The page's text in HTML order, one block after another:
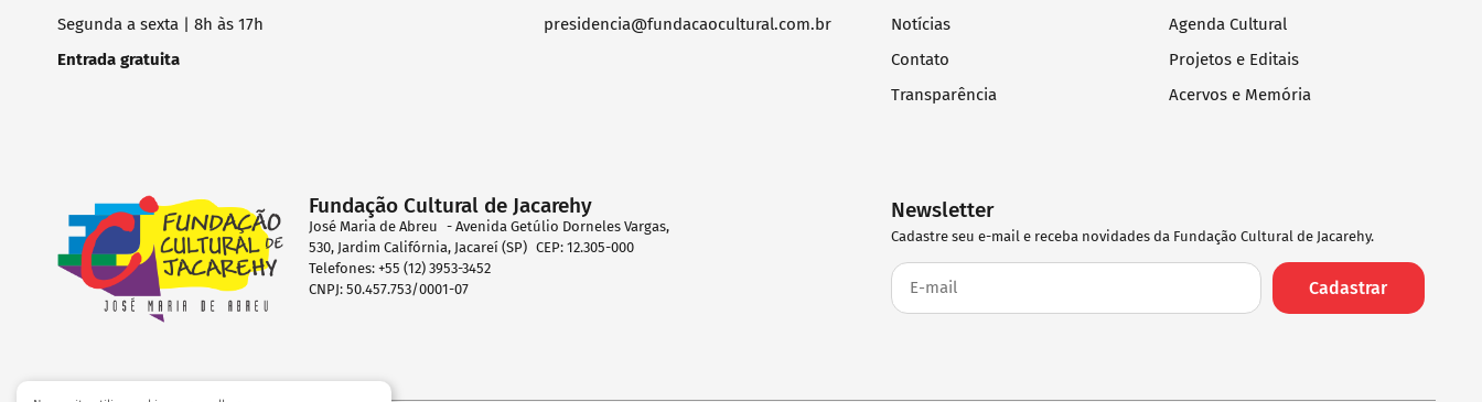
Segunda a sexta | 8h às 17h
Entrada gratuita
presidencia@fundacaocultural.com.br
Notícias
Contato
Transparência
Agenda Cultural
Projetos e Editais
Acervos e Memória
Fundação Cultural de Jacarehy
José Maria de Abreu - Avenida Getúlio Dorneles Vargas,
530, Jardim Califórnia, Jacareí (SP) CEP: 12.305-000
Telefones: +55 (12) 3953-3452
CNPJ: 50.457.753/0001-07
Newsletter
Cadastre seu e-mail e receba novidades da Fundação Cultural de Jacarehy.
Cadastrar